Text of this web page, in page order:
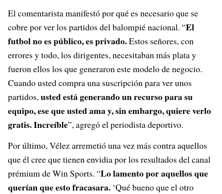
El comentarista manifestó por qué es necesario que se
cobre por ver los partidos del balompié nacional. “El
futbol no es público, es privado.Estos señores, con
errores y todo, los dirigentes, necesitaban más plata y
fueron ellos los que generaron este modelo de negocio.
Cuando usted compra una suscripción para ver unos
partidos,usted está generando un recurso para su
equipo, ese que usted ama y, sin embargo, quiere verlo
gratis. Increíble”, agregó el periodista deportivo.
Por último, Vélez arremetió una vez más contra aquellos
que él cree que tienen envidia por los resultados del canal
prémium de Win Sports. “Lo lamento por aquellos que
querían que esto fracasara. ‘Qué bueno que el otro